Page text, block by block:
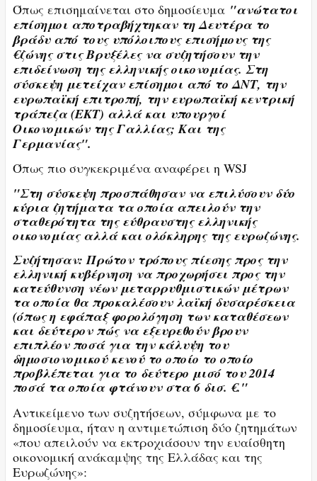
Όπως επισημαίνεται στο δημοσίευμα "ανώτατοι
επίσημοι αποτραβήχτηκαν τη Δευτέρα το
βράδυ από τους υπόλοιπους επισήμους της
€ζώνης στις Βρυξέλες να συζητήσουν την
επιδείνωση της ελληνικής οικονομίας. Στη
σύσκεψη μετείχαν επίσημοι από το ΔΝΤ, την
ευρωπαϊκή επιτροπή, την ευρωπαϊκή κεντρική
τράπεζα (ΕΚΤ) αλλά και υπουργοί
Οικονομικών της Γαλλίας; Και της
Γερμανίας".
Όπως πιο συγκεκριμένα αναφέρει η WSJ
"Στη σύσκεψη προσπάθησαν να επιλύσουν δύο
κύρια ζητήματα τα οποία απειλούν την
σταθερότητα της εύθραυστης ελληνικής
οικονομίας αλλά και ολόκληρης της ευρωζώνης.
Συζήτησαν: Πρώτον τρόπους πίεσης προς την
ελληνική κυβέρνηση να προχωρήσει προς την
κατεύθυνση νέων μεταρρυθμιστικών μέτρων
τα οποία θα προκαλέσουν λαϊκή δυσαρέσκεια
(όπως η εφάπαξ φορολόγηση των καταθέσεων
και δεύτερον πώς να εξευρεθούν βρουν
επιπλέον ποσά για την κάλυψη του
δημοσιονομικού κενού το οποίο το οποίο
προβλέπεται για το δεύτερο μισό του 2014
ποσά τα οποία φτάνουν στα 6 δισ. €."
Αντικείμενο των συζητήσεων, σύμφωνα με το
δημοσίευμα, ήταν η αντιμετώπιση δύο ζητημάτων
«που απειλούν να εκτροχιάσουν την ευαίσθητη
οικονομική ανάκαμψης της Ελλάδας και της
Ευρωζώνης»: